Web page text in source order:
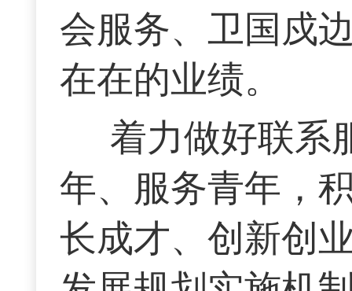
会服务、卫国戍
在在的业绩。
着力做好联系
年、服务青年，
长成才、创新创